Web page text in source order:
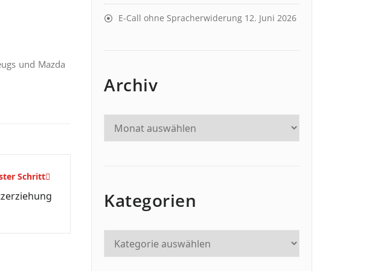
und Mazda
Schritt
E-Call ohne Spracherwiderung 12. Juni 2026
Archiv
Kategorien